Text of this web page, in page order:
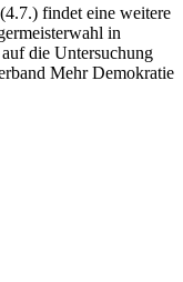
findet eine weitere
in
die Untersuchung
Mehr Demokratie